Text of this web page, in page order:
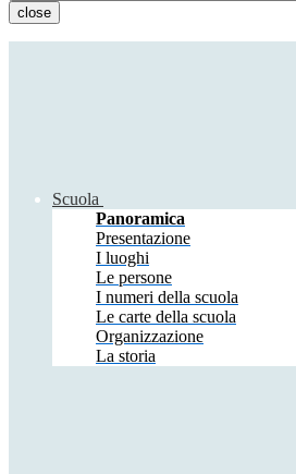
close
Scuola
Panoramica
Presentazione
I luoghi
Le persone
I numeri della scuola
Le carte della scuola
Organizzazione
La storia